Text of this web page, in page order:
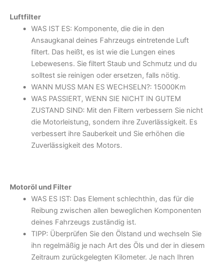
Luftfilter
WAS IST ES: Komponente, die die in den
Ansaugkanal deines Fahrzeugs eintretende Luft
filtert. Das heißt, es ist wie die Lungen eines
Lebewesens. Sie filtert Staub und Schmutz und du
solltest sie reinigen oder ersetzen, falls nötig.
WANN MUSS MAN ES WECHSELN?: 15000Km
WAS PASSIERT, WENN SIE NICHT IN GUTEM
ZUSTAND SIND: Mit den Filtern verbessern Sie nicht
die Motorleistung, sondern ihre Zuverlässigkeit. Es
verbessert ihre Sauberkeit und Sie erhöhen die
Zuverlässigkeit des Motors.
Motoröl und Filter
WAS ES IST: Das Element schlechthin, das für die
Reibung zwischen allen beweglichen Komponenten
deines Fahrzeugs zuständig ist.
TIPP: Überprüfen Sie den Ölstand und wechseln Sie
ihn regelmäßig je nach Art des Öls und der in diesem
Zeitraum zurückgelegten Kilometer. Je nach Ihren